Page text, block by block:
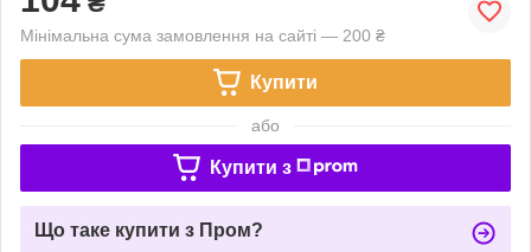
Мінімальна сума замовлення на сайті — 200 ₴
Купити
або
Купити з
Що таке купити з Пром?